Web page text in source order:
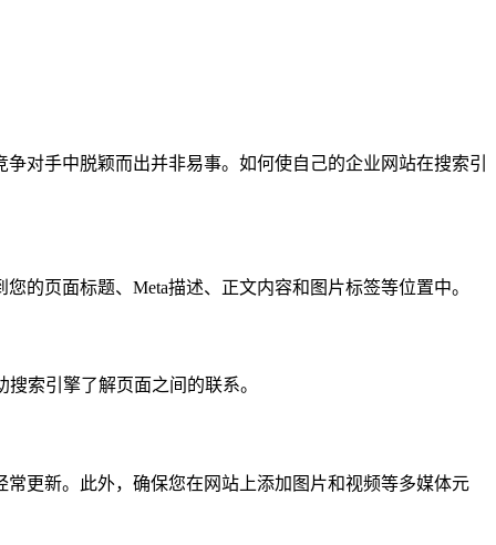
对手中脱颖而出并非易事。如何使自己的企业网站在搜索引
的页面标题、Meta描述、正文内容和图片标签等位置中。
索引擎了解页面之间的联系。
更新。此外，确保您在网站上添加图片和视频等多媒体元